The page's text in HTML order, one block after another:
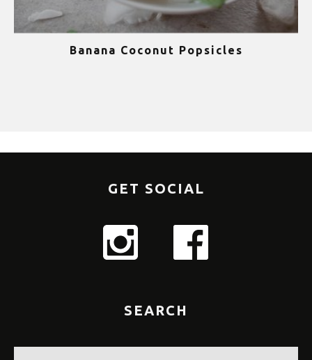
Banana Coconut Popsicles
GET SOCIAL
SEARCH